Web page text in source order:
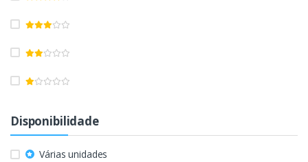
Disponibilidade
Várias unidades